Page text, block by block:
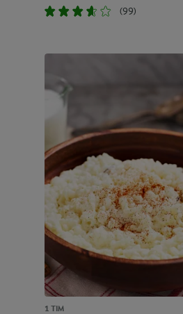
(99)
1 TIM